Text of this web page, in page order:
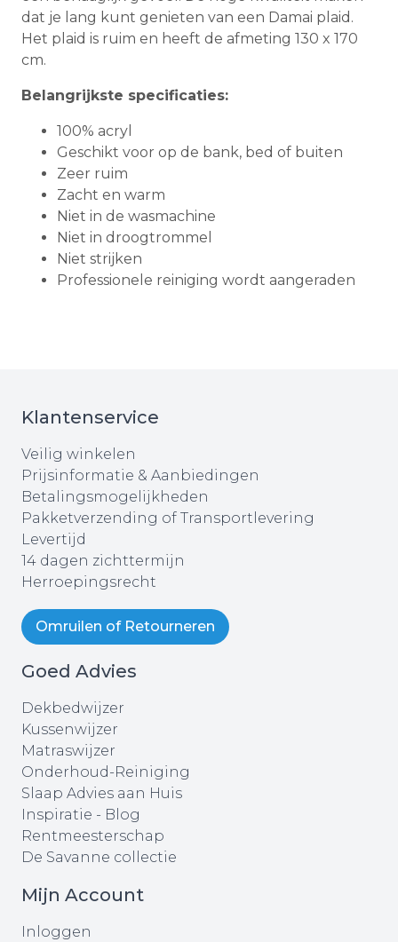
dat je lang kunt genieten van een Damai plaid.
Het plaid is ruim en heeft de afmeting 130 x 170
cm.
Belangrijkste specificaties:
100% acryl
Geschikt voor op de bank, bed of buiten
Zeer ruim
Zacht en warm
Niet in de wasmachine
Niet in droogtrommel
Niet strijken
Professionele reiniging wordt aangeraden
Klantenservice
Veilig winkelen
Prijsinformatie & Aanbiedingen
Betalingsmogelijkheden
Pakketverzending of Transportlevering
Levertijd
14 dagen zichttermijn
Herroepingsrecht
Omruilen of Retourneren
Goed Advies
Dekbedwijzer
Kussenwijzer
Matraswijzer
Onderhoud-Reiniging
Slaap Advies aan Huis
Inspiratie - Blog
Rentmeesterschap
De Savanne collectie
Mijn Account
Inloggen